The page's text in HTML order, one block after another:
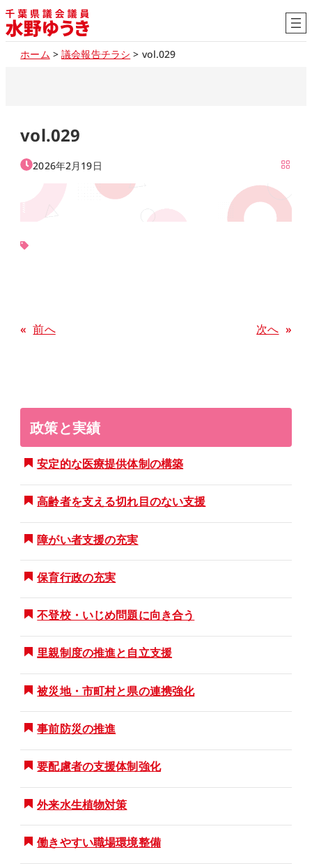
内
容
ホーム >議会報告チラシ > vol.029
vol.029
2026年2月19日
« 前へ 次へ »
政策と実績
安定的な医療提供体制の構築
高齢者を支える切れ目のない支援
障がい者支援の充実
保育行政の充実
不登校・いじめ問題に向き合う
里親制度の推進と自立支援
被災地・市町村と県の連携強化
事前防災の推進
要配慮者の支援体制強化
外来水生植物対策
働きやすい職場環境整備